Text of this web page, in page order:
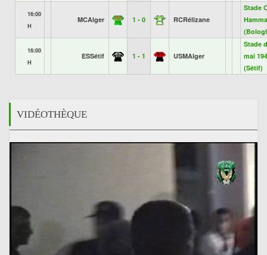
16:00
H
MCAlger 1 - 0 RCRélizane
Stade
16:00
H
ESSétif 1 - 1 USMAlger
Stade
mai
(Sétif)
VIDÉOTHÈQUE